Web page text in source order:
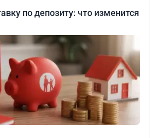
по депозиту: что изменится